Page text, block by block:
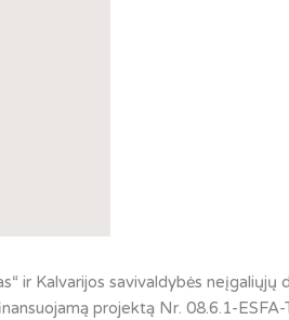
ir Kalvarijos savivaldybės neįgaliųjų
projektą Nr. 08.6.1-